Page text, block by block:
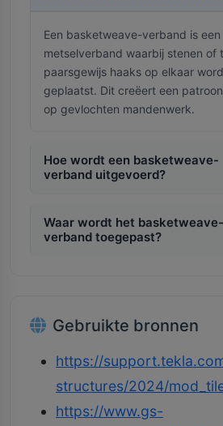
Een basketweave-verband is
metselverband waarbij stenen of
paarsgewijs haaks op elkaar
geplaatst. Dit creëert een
op gevlochten mandenwerk.
Hoe wordt een basketweave-
verband uitgevoerd?
Waar wordt het basketweave-
verband toegepast?
Gebruikte bronnen
https://
structures/2024/
https://www.gs-